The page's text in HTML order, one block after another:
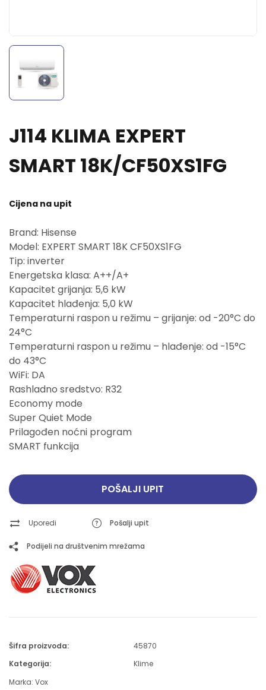
J114 KLIMA EXPERT
SMART 18K/CF50XS1FG
Cijena na upit
Brand: Hisense
Model: EXPERT SMART 18K CF50XS1FG
Tip: inverter
Energetska klasa: A++/A+
Kapacitet grijanja: 5,6 kW
Kapacitet hlađenja: 5,0 kW
Temperaturni raspon u režimu – grijanje: od -20°C do
24°C
Temperaturni raspon u režimu – hlađenje: od -15°C
do 43°C
WiFi: DA
Rashladno sredstvo: R32
Economy mode
Super Quiet Mode
Prilagođen noćni program
SMART funkcija
POŠALJI UPIT
Uporedi Pošalji upit
Podijeli na društvenim mrežama
Šifra proizvoda:
45870
Kategorija:
Klime
Marka: Vox